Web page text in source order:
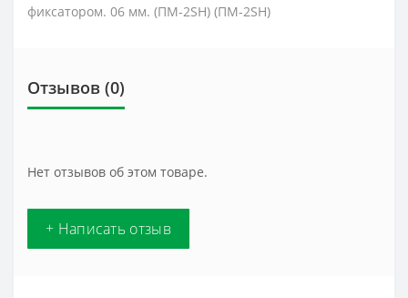
фиксатором. 06 мм. (ПМ-2SH) (ПМ-2SH)
Отзывов (0)
Нет отзывов об этом товаре.
+ Написать отзыв